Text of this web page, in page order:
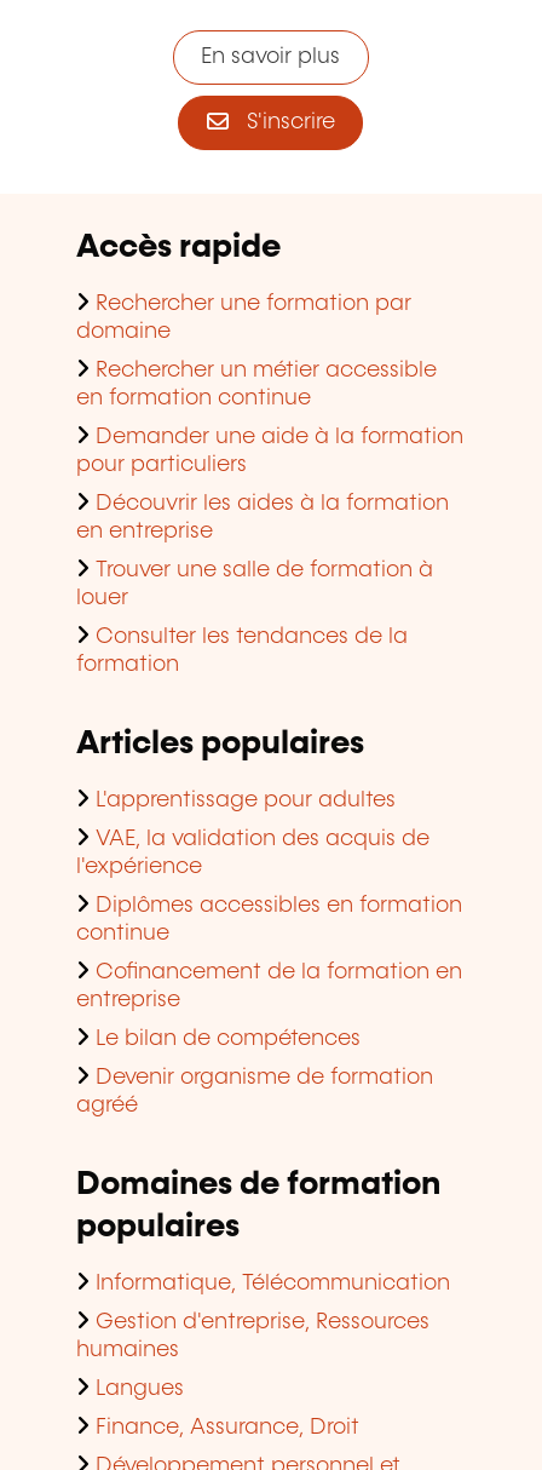
En savoir plus
S'inscrire
Accès rapide
Rechercher une formation par
domaine
Rechercher un métier accessible
en formation continue
Demander une aide à la formation
pour particuliers
Découvrir les aides à la formation
en entreprise
Trouver une salle de formation à
louer
Consulter les tendances de la
formation
Articles populaires
L'apprentissage pour adultes
VAE, la validation des acquis de
l'expérience
Diplômes accessibles en formation
continue
Cofinancement de la formation en
entreprise
Le bilan de compétences
Devenir organisme de formation
agréé
Domaines de formation
populaires
Informatique, Télécommunication
Gestion d'entreprise, Ressources
humaines
Langues
Finance, Assurance, Droit